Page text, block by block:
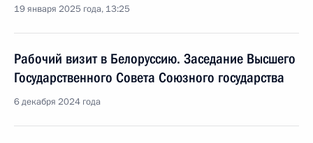
19 января 2025 года, 13:25
Рабочий визит в Белоруссию. Заседание Высшего
Государственного Совета Союзного государства
6 декабря 2024 года